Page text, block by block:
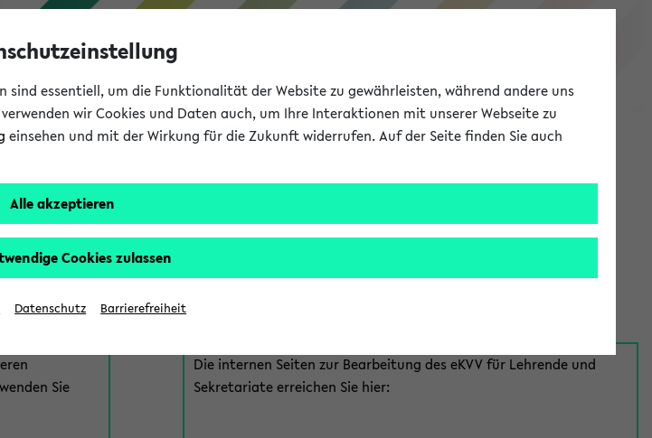
eKVV
Bitte wählen Sie die für Sie richtige aus:
Sie
eKVV für Mitarbeiter*innen
Die internen Seiten zur Bearbeitung des eKVV für Lehrende und
Sekretariate erreichen Sie hier:
sind essentiell, um die Funktionalität der Website zu gewährleisten, während andere uns
wir Cookies und Daten auch, um Ihre Interaktionen mit unserer Webseite zu
einsehen und mit der Wirkung für die Zukunft widerrufen. Auf der Seite finden Sie auch
Alle akzeptieren
Cookies zulassen
Datenschutz Barrierefreiheit